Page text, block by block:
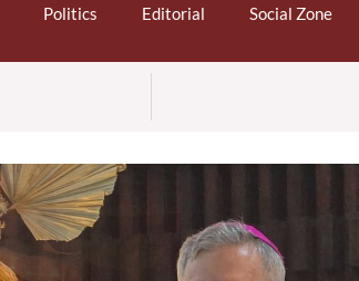
Politics Editorial Social Zone